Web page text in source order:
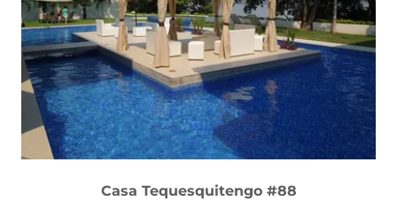
Casa Tequesquitengo #88